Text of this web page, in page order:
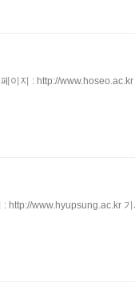
이지 : http://www.hoseo.ac.kr
http://www.hyupsung.ac.kr